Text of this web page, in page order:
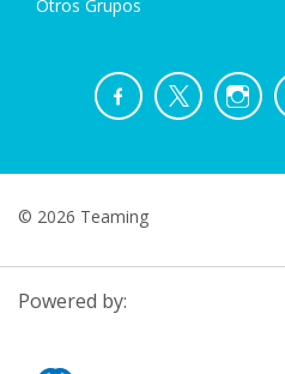
Otros Grupos
© 2026 Teaming
Powered by: